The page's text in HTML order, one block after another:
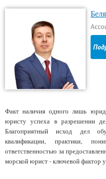
Факт наличия одного лишь
юристу успеха в разрешении
Благоприятный исход дел
квалификации, практики,
ответственностью за
морской юрист - ключевой фактор